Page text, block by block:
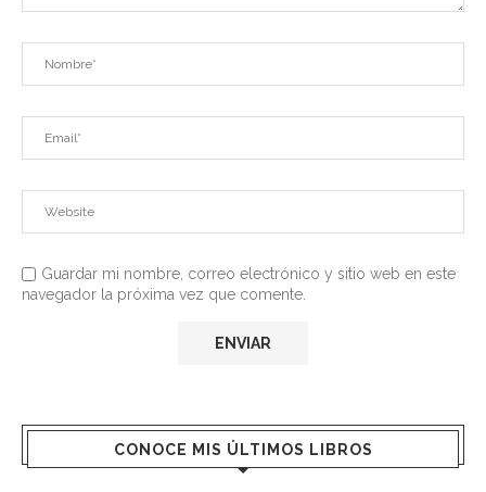
Guardar mi nombre, correo electrónico y sitio web en este
navegador la próxima vez que comente.
CONOCE MIS ÚLTIMOS LIBROS